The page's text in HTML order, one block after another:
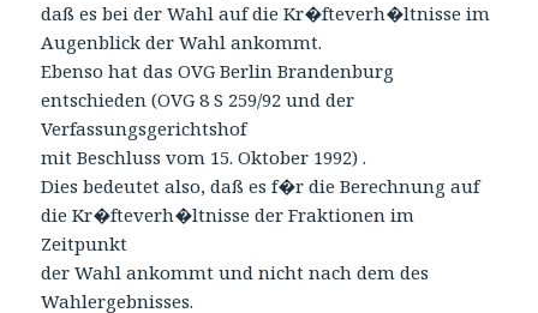
daß es bei der Wahl auf die Kr�fteverh�ltnisse im
Augenblick der Wahl ankommt.
Ebenso hat das OVG Berlin Brandenburg
entschieden (OVG 8 S 259/92 und der
Verfassungsgerichtshof
mit Beschluss vom 15. Oktober 1992) .
Dies bedeutet also, daß es f�r die Berechnung auf
die Kr�fteverh�ltnisse der Fraktionen im
Zeitpunkt
der Wahl ankommt und nicht nach dem des
Wahlergebnisses.